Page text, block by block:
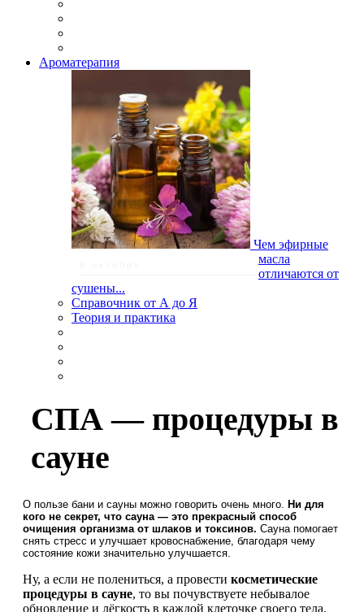
Ароматерапия
Чем эфирные
масла
отличаются от
сушены...
Справочник от А до Я
Теория и практика
СПА — процедуры в
сауне
О пользе бани и сауны можно говорить очень много.
Ни для
кого не секрет, что сауна — это прекрасный способ
очищения организма от шлаков и токсинов. Сауна помогает
снять стресс и улучшает кровоснабжение, благодаря чему
состояние кожи значительно улучшается.
Ну, а если не полениться, а провести косметические
процедуры в сауне, то вы почувствуете небывалое
обновление и лёгкость в каждой клеточке своего тела.